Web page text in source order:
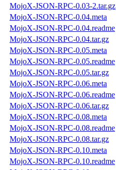
MojoX-JSON-RPC-0.03-2.tar.gz
MojoX-JSON-RPC-0.04.meta
MojoX-JSON-RPC-0.04.readme
MojoX-JSON-RPC-0.04.tar.gz
MojoX-JSON-RPC-0.05.meta
MojoX-JSON-RPC-0.05.readme
MojoX-JSON-RPC-0.05.tar.gz
MojoX-JSON-RPC-0.06.meta
MojoX-JSON-RPC-0.06.readme
MojoX-JSON-RPC-0.06.tar.gz
MojoX-JSON-RPC-0.08.meta
MojoX-JSON-RPC-0.08.readme
MojoX-JSON-RPC-0.08.tar.gz
MojoX-JSON-RPC-0.10.meta
MojoX-JSON-RPC-0.10.readme